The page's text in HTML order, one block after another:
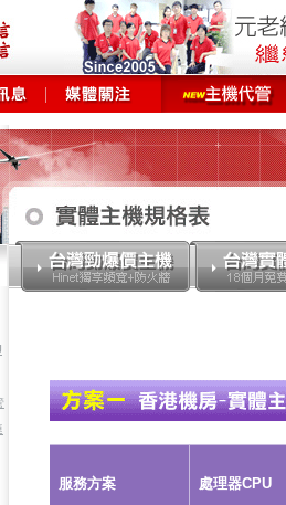
服務方案 處理器CPU